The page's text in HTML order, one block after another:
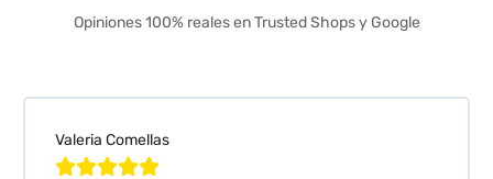
Opiniones 100% reales en Trusted Shops y Google
Valeria Comellas
